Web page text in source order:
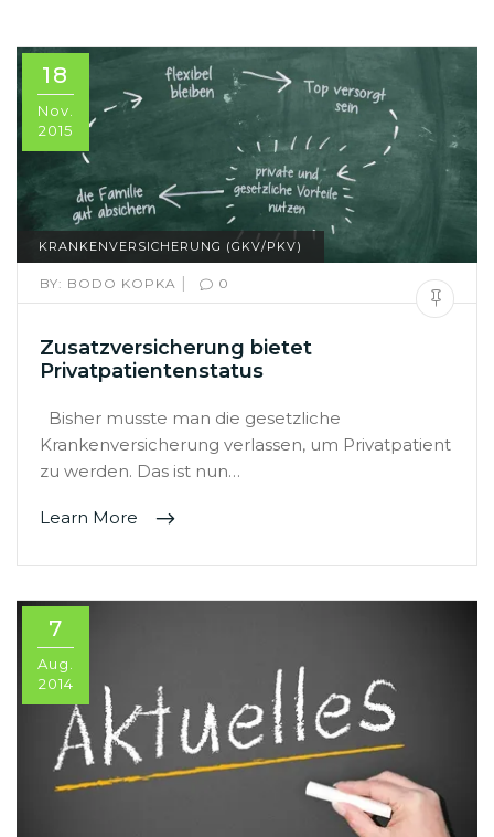
18
Nov.
2015
KRANKENVERSICHERUNG (GKV/PKV)
BY: BODO KOPKA | 0
Zusatzversicherung bietet
Privatpatientenstatus
Bisher musste man die gesetzliche
Krankenversicherung verlassen, um Privatpatient
zu werden. Das ist nun…
Learn More
7
Aug.
2014